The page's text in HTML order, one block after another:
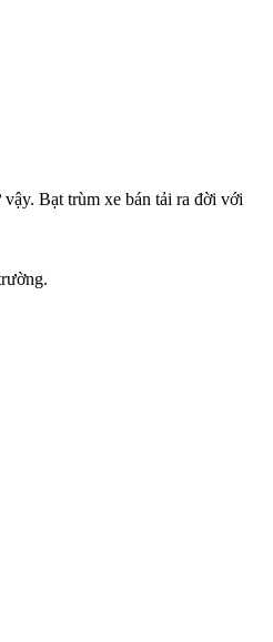
Bạt trùm xe bán tải ra đời với